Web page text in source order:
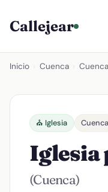
Callejear
Inicio Cuenca Cuenca
⛪ Iglesia Cuenca
Iglesia
(Cuenca)